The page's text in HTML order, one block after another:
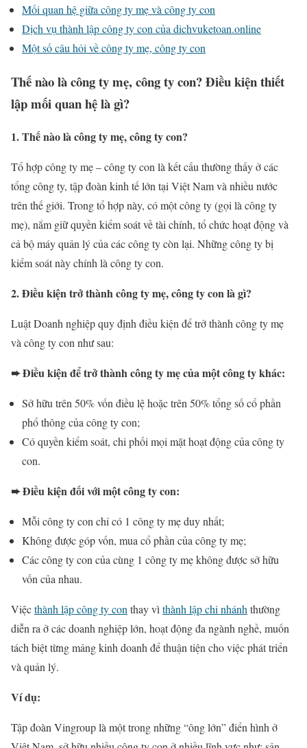
Mối quan hệ giữa công ty mẹ và công ty con
Dịch vụ thành lập công ty con của dichvuketoan.online
Một số câu hỏi về công ty mẹ, công ty con
Thế nào là công ty mẹ, công ty con? Điều kiện thiết
lập mối quan hệ là gì?
1. Thế nào là công ty mẹ, công ty con?
Tổ hợp công ty mẹ – công ty con là kết cấu thường thấy ở các
tổng công ty, tập đoàn kinh tế lớn tại Việt Nam và nhiều nước
trên thế giới. Trong tổ hợp này, có một công ty (gọi là công ty
mẹ), nắm giữ quyền kiểm soát về tài chính, tổ chức hoạt động và
cả bộ máy quản lý của các công ty còn lại. Những công ty bị
kiểm soát này chính là công ty con.
2. Điều kiện trở thành công ty mẹ, công ty con là gì?
Luật Doanh nghiệp quy định điều kiện để trở thành công ty mẹ
và công ty con như sau:
➨ Điều kiện để trở thành công ty mẹ của một công ty khác:
Sở hữu trên 50% vốn điều lệ hoặc trên 50% tổng số cổ phần
phổ thông của công ty con;
Có quyền kiểm soát, chi phối mọi mặt hoạt động của công ty
con.
➨ Điều kiện đối với một công ty con:
Mỗi công ty con chỉ có 1 công ty mẹ duy nhất;
Không được góp vốn, mua cổ phần của công ty mẹ;
Các công ty con của cùng 1 công ty mẹ không được sở hữu
vốn của nhau.
Việcthành lập công ty conthay vìthành lập chi nhánhthường
diễn ra ở các doanh nghiệp lớn, hoạt động đa ngành nghề, muốn
tách biệt từng mảng kinh doanh để thuận tiện cho việc phát triển
và quản lý.
Ví dụ:
Tập đoàn Vingroup là một trong những “ông lớn” điển hình ở